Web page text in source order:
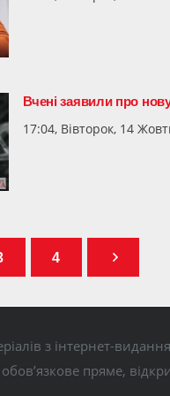
Вчені заявили про
17:04, Вівторок, 14
4
з інтернет-
пряме,